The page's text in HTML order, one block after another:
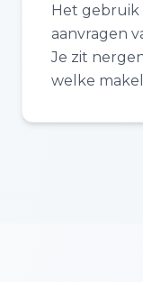
Het gebruik
aanvragen
Je zit
welke